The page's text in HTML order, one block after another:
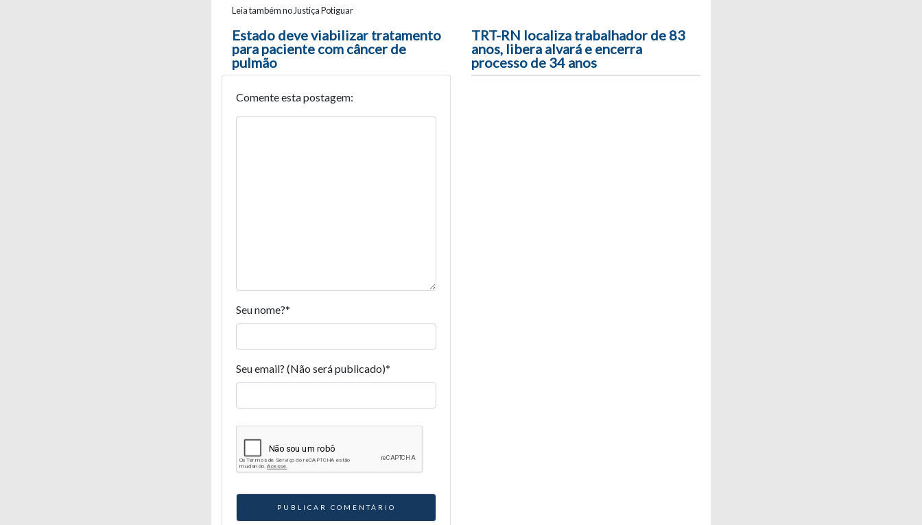
Leia também no Justiça Potiguar
Navegação entre posts
Estado deve viabilizar tratamento
para paciente com câncer de
pulmão
TRT-RN localiza trabalhador de 83
anos, libera alvará e encerra
processo de 34 anos
Comente esta postagem:
Seu nome?*
Seu email? (Não será publicado)*